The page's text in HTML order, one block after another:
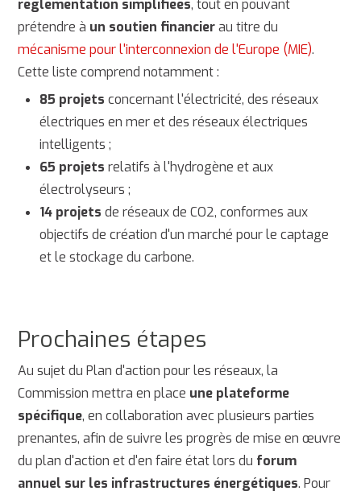
réglementation simplifiées, tout en pouvant
prétendre à un soutien financierau titre du
mécanisme pour l'interconnexion de l'Europe (MIE).
Cette liste comprend notamment :
85 projets concernant l'électricité, des réseaux
électriques en mer et des réseaux électriques
intelligents ;
65 projets relatifs à l'hydrogène et aux
électrolyseurs ;
14 projets de réseaux de CO2, conformes aux
objectifs de création d'un marché pour le captage
et le stockage du carbone.
Prochaines étapes
Au sujet du Plan d'action pour les réseaux, la
Commission mettra en place une plateforme
spécifique, en collaboration avec plusieurs parties
prenantes, afin de suivre les progrès de mise en œuvre
du plan d'action et d'en faire état lors du forum
annuel sur les infrastructures énergétiques. Pour